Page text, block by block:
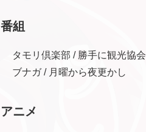
番組
タモリ倶楽部 / 勝手に観光協
ブナガ / 月曜から夜更かし
アニメ